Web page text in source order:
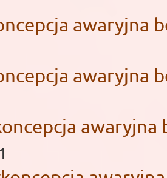
awaryjna
awaryjna
awaryjna